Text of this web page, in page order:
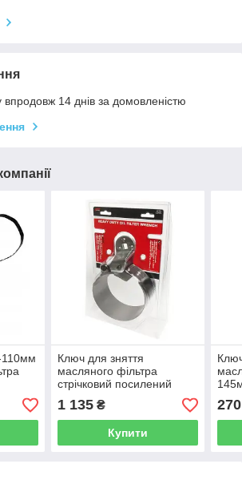
14 днів за домовленістю
110мм
Ключ для зняття
масляного фільтра
стрічковий посилений
105~125 мм JTC 4637
1 135₴
Купити
270